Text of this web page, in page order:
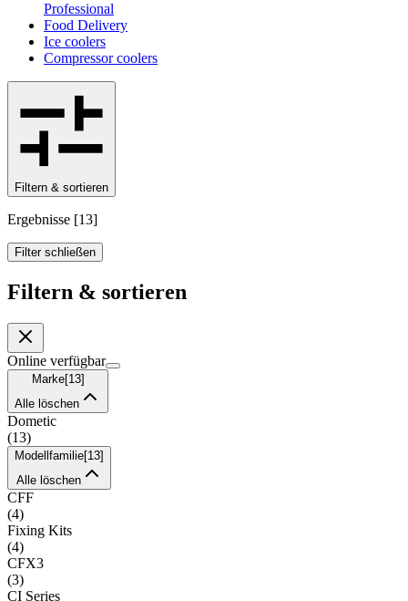
Professional
Food Delivery
Ice coolers
Compressor coolers
Filtern & sortieren
Ergebnisse [13]
Filter schließen
Filtern & sortieren
Online verfügbar
Marke[13]
Alle löschen
Dometic
(13)
Modellfamilie[13]
Alle löschen
CFF
(4)
Fixing Kits
(4)
CFX3
(3)
CI Series